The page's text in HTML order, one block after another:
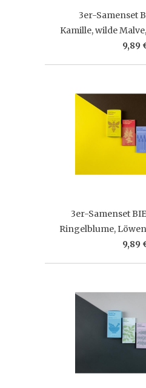
3er-Samenset
Kamille, wilde
9,89
3er-Samenset
Ringelblume,
9,89